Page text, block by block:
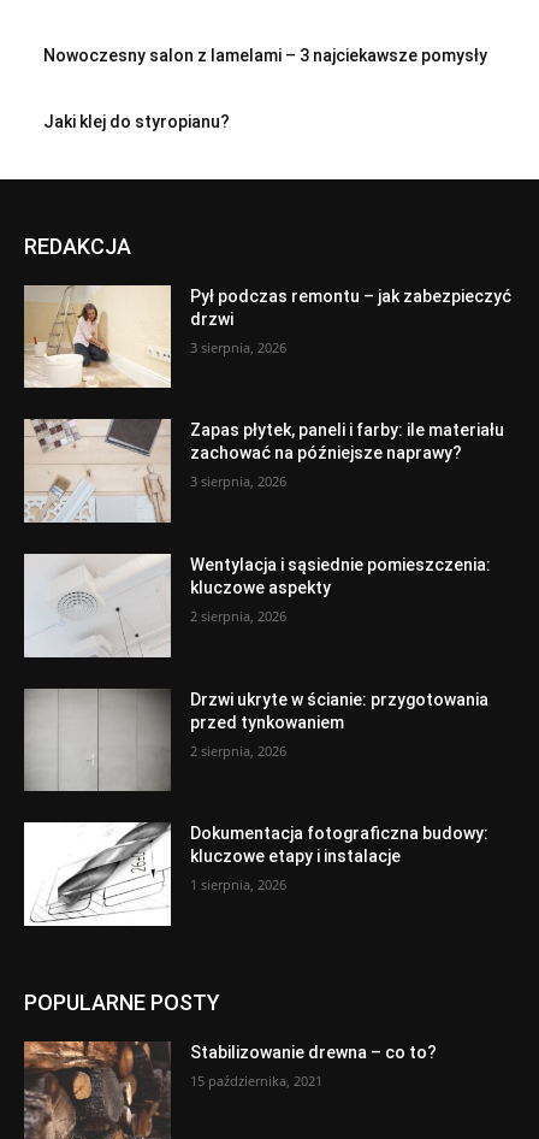
Nowoczesny salon z lamelami – 3 najciekawsze pomysły
Jaki klej do styropianu?
REDAKCJA
Pył podczas remontu – jak zabezpieczyć
drzwi
3 sierpnia, 2026
Zapas płytek, paneli i farby: ile materiału
zachować na późniejsze naprawy?
3 sierpnia, 2026
Wentylacja i sąsiednie pomieszczenia:
kluczowe aspekty
2 sierpnia, 2026
Drzwi ukryte w ścianie: przygotowania
przed tynkowaniem
2 sierpnia, 2026
Dokumentacja fotograficzna budowy:
kluczowe etapy i instalacje
1 sierpnia, 2026
POPULARNE POSTY
Stabilizowanie drewna – co to?
15 października, 2021